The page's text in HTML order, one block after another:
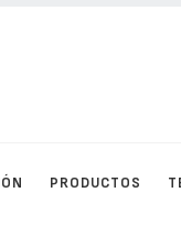
PRODUCTOS